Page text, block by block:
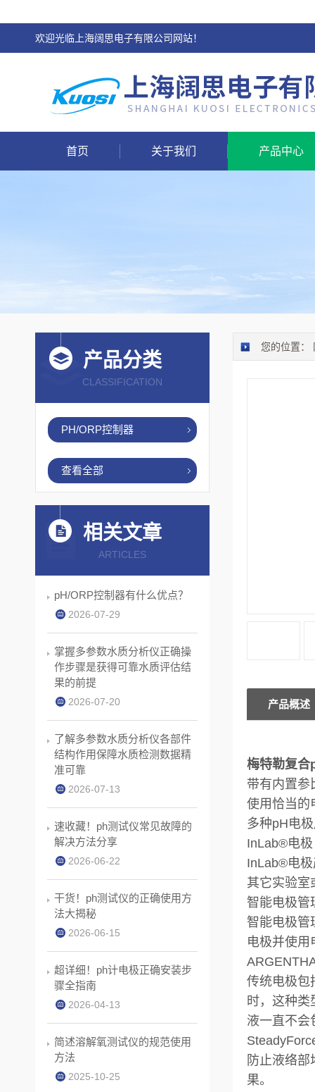
欢迎光临上海阔思电子有限公司网站！
首页 关于我们 产品中心
您的位置：
产品概述
梅特勒复
带有内置参
使用恰当
多种pH电
InLab®电极
InLab®电
其它实验室
智能电极管
智能电极管
电极并使用
传统电极包
时，这种类
液一直不会
防止液络
果。
产品分类
CLASSIFICATION
PH/ORP控制器
查看全部
相关文章
ARTICLES
pH/ORP控制器有什么优点？
2026-07-29
掌握多参数水质分析仪正确操
作步骤是获得可靠水质评估结
果的前提
2026-07-20
了解多参数水质分析仪各部件
结构作用保障水质检测数据精
准可靠
2026-07-13
速收藏！ph测试仪常见故障的
解决方法分享
2026-06-22
干货！ph测试仪的正确使用方
法大揭秘
2026-06-15
超详细！ph计电极正确安装步
骤全指南
2026-04-13
简述溶解氧测试仪的规范使用
方法
2025-10-25